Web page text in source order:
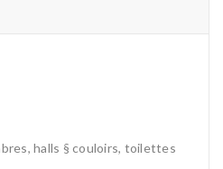
halls § couloirs, toilettes